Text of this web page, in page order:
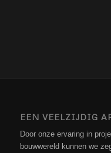
EEN VEELZIJDIG
Door onze ervaring in
bouwwereld kunnen we